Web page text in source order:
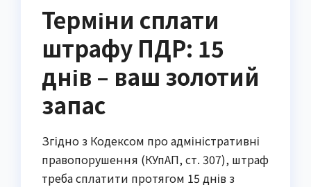
Терміни сплати
штрафу ПДР: 15
днів – ваш золотий
запас
Згідно з Кодексом про адміністративні
правопорушення (КУпАП, ст. 307), штраф
треба сплатити протягом 15 днів з